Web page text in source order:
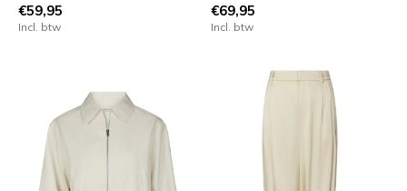
€59,95
Incl. btw
€69,95
Incl. btw